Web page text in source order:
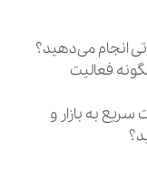
انجام می‌دهید؟
فعالیت
سریع به بازار و